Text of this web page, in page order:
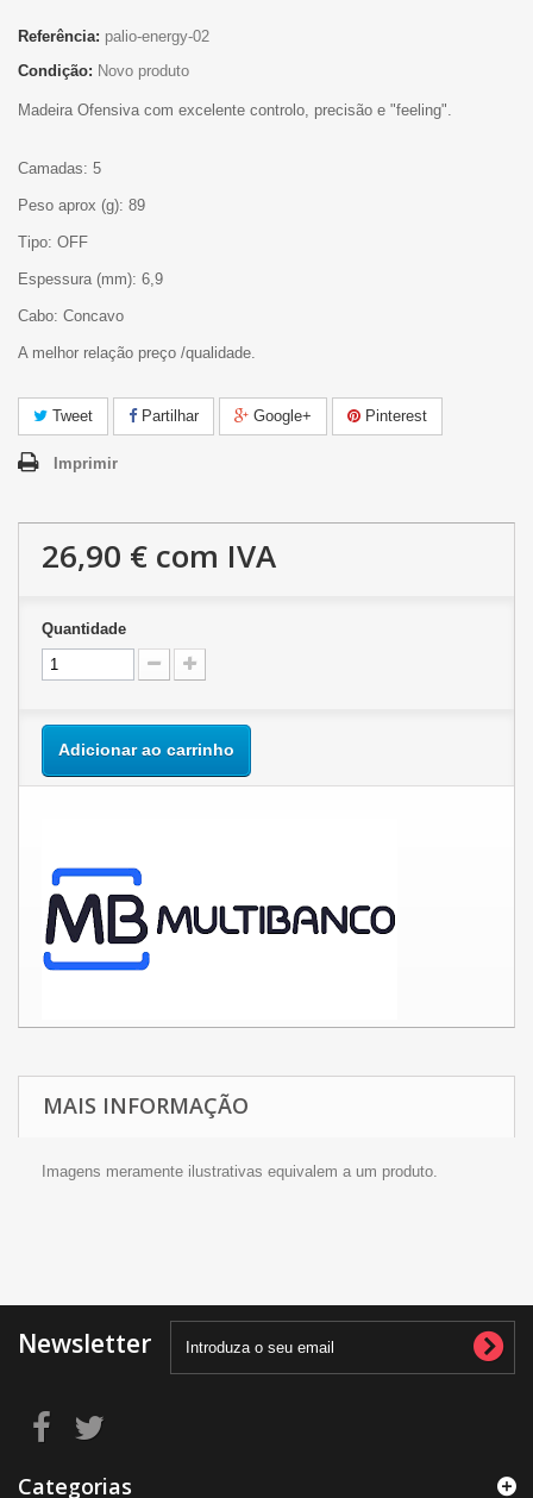
Referência: palio-energy-02
Condição: Novo produto
Madeira Ofensiva com excelente controlo, precisão e "feeling".
Camadas: 5
Peso aprox (g): 89
Tipo: OFF
Espessura (mm): 6,9
Cabo: Concavo
A melhor relação preço /qualidade.
Tweet Partilhar Google+ Pinterest
Imprimir
26,90 € com IVA
Quantidade
Adicionar ao carrinho
MAIS INFORMAÇÃO
Imagens meramente ilustrativas equivalem a um produto.
Newsletter
Categorias